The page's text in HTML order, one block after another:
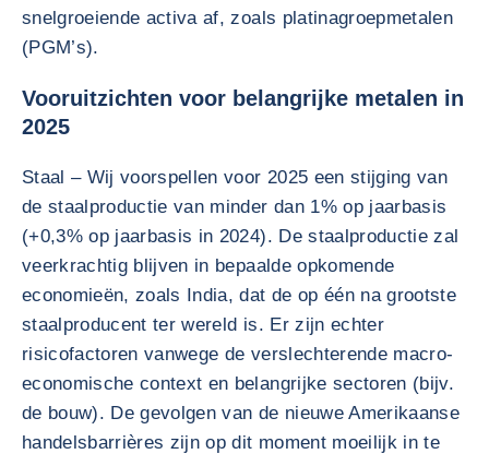
snelgroeiende activa af, zoals platinagroepmetalen
(PGM’s).
Vooruitzichten voor belangrijke metalen in
2025
Staal – Wij voorspellen voor 2025 een stijging van
de staalproductie van minder dan 1% op jaarbasis
(+0,3% op jaarbasis in 2024). De staalproductie zal
veerkrachtig blijven in bepaalde opkomende
economieën, zoals India, dat de op één na grootste
staalproducent ter wereld is. Er zijn echter
risicofactoren vanwege de verslechterende macro-
economische context en belangrijke sectoren (bijv.
de bouw). De gevolgen van de nieuwe Amerikaanse
handelsbarrières zijn op dit moment moeilijk in te